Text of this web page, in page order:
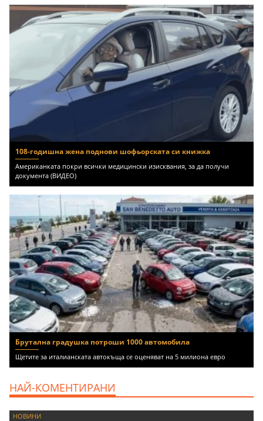
108-годишна жена поднови шофьорската си книжка
Американката покри всички медицински изисквания, за да получи
документа (ВИДЕО)
Брутална градушка потроши 1000 автомобила
Щетите за италианската автокъща се оценяват на 5 милиона евро
НАЙ-КОМЕНТИРАНИ
НОВИНИ